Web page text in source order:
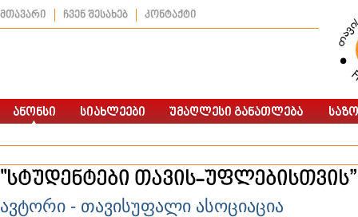
მთავარი ჩვენ შესახებ კონტაქტი
"სტუდენტები თავის-უფლებისთვის”
ავტორი - თავისუფალი ასოციაცია